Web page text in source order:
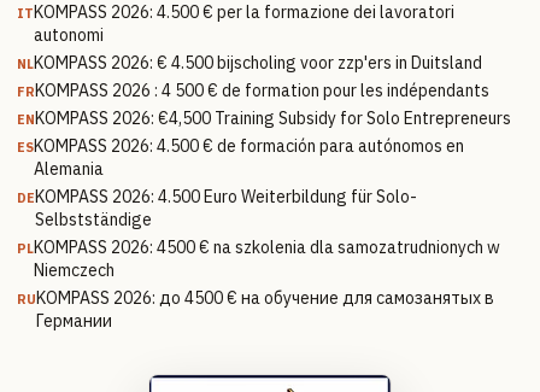
ITKOMPASS 2026: 4.500 € per la formazione dei lavoratori
autonomi
NLKOMPASS 2026: € 4.500 bijscholing voor zzp'ers in Duitsland
FRKOMPASS 2026 : 4 500 € de formation pour les indépendants
ENKOMPASS 2026: €4,500 Training Subsidy for Solo Entrepreneurs
ESKOMPASS 2026: 4.500 € de formación para autónomos en
Alemania
DEKOMPASS 2026: 4.500 Euro Weiterbildung für Solo-
Selbstständige
PLKOMPASS 2026: 4500 € na szkolenia dla samozatrudnionych w
Niemczech
RUKOMPASS 2026: до 4500 € на обучение для самозанятых в
Германии